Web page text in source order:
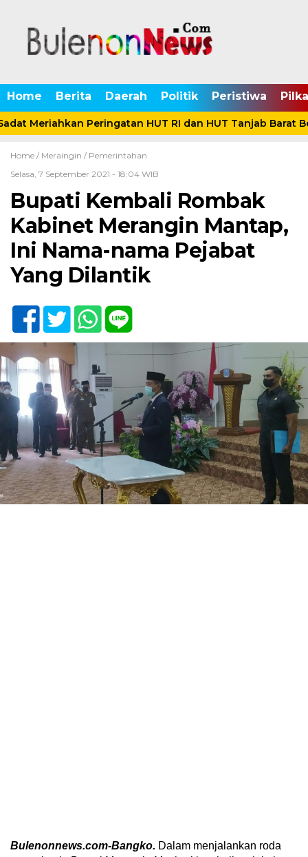
Home Berita Daerah Politik Peristiwa
Meriahkan Peringatan HUT RI dan HUT Tanjab Barat
Home / Meraingin / Pemerintahan
Selasa, 7 September 2021 - 18:04 WIB
Bupati Kembali Rombak
Kabinet Merangin Mantap,
Ini Nama-nama Pejabat
Yang Dilantik
Bulenonnews.com-Bangko. Dalam menjalankan roda